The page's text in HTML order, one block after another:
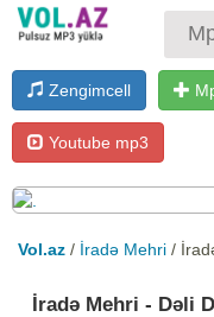
Zengimcell
Youtube mp3
Vol.az / İradə Mehri /
İradə Mehri - Dəli